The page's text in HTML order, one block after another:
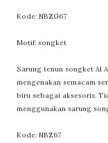
Kode: NBZG67
Motif: songket
Sarung tenun songket Al
mengenakan semacam
biru sebagai aksesoris.
menggunakan sarung
Kode: NBZ67